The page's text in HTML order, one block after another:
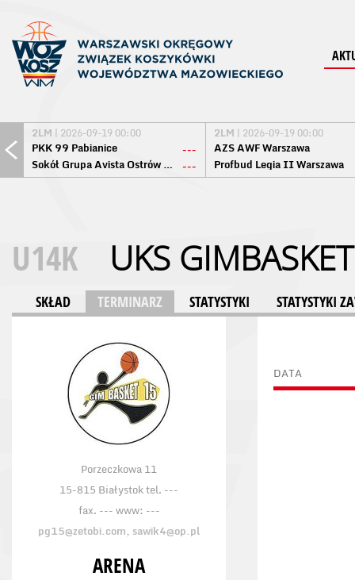
2LM | 2026-09-19 00:00
PKK 99 Pabianice
---
Sokół Grupa Avista Ostrów Maz. ---
2LM | 2026-09-19 00:00
AZS AWF Warszawa
Profbud Legia II Warszawa
U14K UKS
SKŁAD TERMINARZ STATYSTYKI STATYSTYKI
Porzeczkowa 11
15-815 Białystok tel. ---
fax. --- www: ---
pg15@zetobi.com, sawik4@op.pl
ARENA
DATA